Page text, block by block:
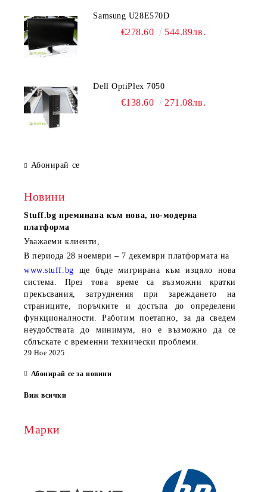
Samsung U28E570D
€278.60 544.89лв.
Dell OptiPlex 7050
€138.60 271.08лв.
Абонирай се
Новини
Stuff.bg преминава към нова, по-модерна
платформа
Уважаеми клиенти,
В периода 28 ноември – 7 декември платформата на
www.stuff.bg ще бъде мигрирана към изцяло нова
система. През това време са възможни кратки
прекъсвания, затруднения при зареждането на
страниците, поръчките и достъпа до определени
функционалности. Работим поетапно, за да сведем
неудобствата до минимум, но е възможно да се
сблъскате с временни технически проблеми.
29 Ное 2025
Абонирай се за новини
Виж всички
Марки